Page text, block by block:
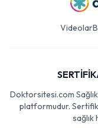
Videolar
Doktorsitesi.com
platformudur.
sağlık